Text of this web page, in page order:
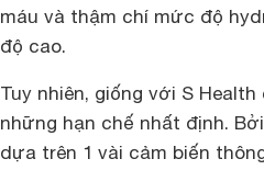
máu và thậm chí mức độ
độ cao.
Tuy nhiên, giống với S
những hạn chế nhất định.
dựa trên 1 vài cảm biến